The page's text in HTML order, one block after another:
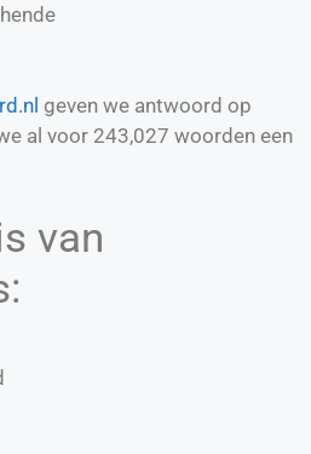
geven we antwoord op
al voor 243,027 woorden een
van